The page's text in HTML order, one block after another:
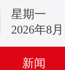
星期一
2026年8
新闻